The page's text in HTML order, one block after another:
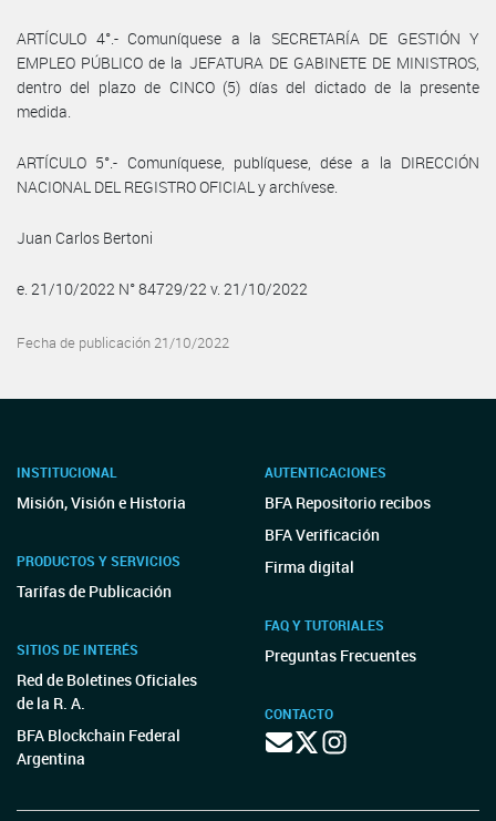
ARTÍCULO 4°.- Comuníquese a la SECRETARÍA DE GESTIÓN Y
EMPLEO PÚBLICO de la JEFATURA DE GABINETE DE MINISTROS,
dentro del plazo de CINCO (5) días del dictado de la presente
medida.
ARTÍCULO 5°.- Comuníquese, publíquese, dése a la DIRECCIÓN
NACIONAL DEL REGISTRO OFICIAL y archívese.
Juan Carlos Bertoni
e. 21/10/2022 N° 84729/22 v. 21/10/2022
Fecha de publicación 21/10/2022
INSTITUCIONAL
Misión, Visión e Historia
PRODUCTOS Y SERVICIOS
Tarifas de Publicación
SITIOS DE INTERÉS
Red de Boletines Oficiales
de la R. A.
BFA Blockchain Federal
Argentina
AUTENTICACIONES
BFA Repositorio recibos
BFA Verificación
Firma digital
FAQ Y TUTORIALES
Preguntas Frecuentes
CONTACTO